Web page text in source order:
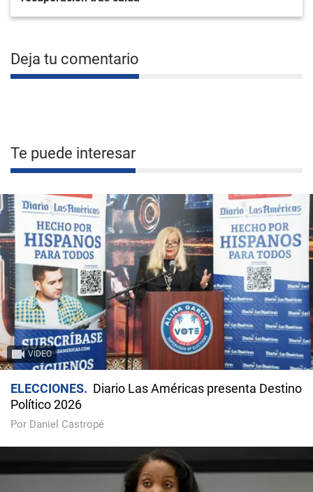
Deja tu comentario
Te puede interesar
VIDEO
ELECCIONES
Diario Las Américas presenta Destino
Político 2026
Por Daniel Castropé